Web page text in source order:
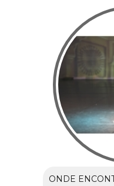
ONDE